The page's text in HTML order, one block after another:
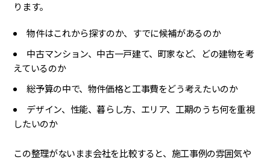
ります。
物件はこれから探すのか、すでに候補があるのか
中古マンション、中古一戸建て、町家など、どの建物を考
えているのか
総予算の中で、物件価格と工事費をどう考えたいのか
デザイン、性能、暮らし方、エリア、工期のうち何を重視
したいのか
この整理がないまま会社を比較すると、施工事例の雰囲気や